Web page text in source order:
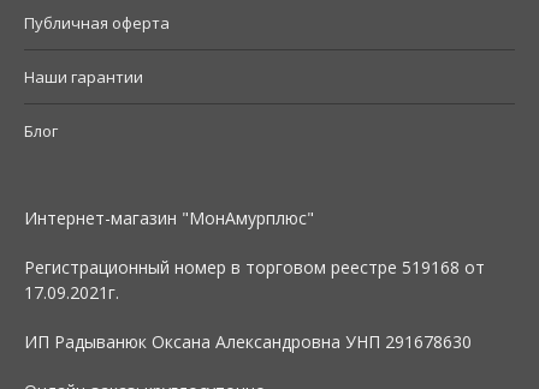
Публичная оферта
Наши гарантии
Блог
Интернет-магазин "МонАмурплюс"
Регистрационный номер в торговом реестре 519168 от
17.09.2021г.
ИП Радыванюк Оксана Александровна УНП 291678630